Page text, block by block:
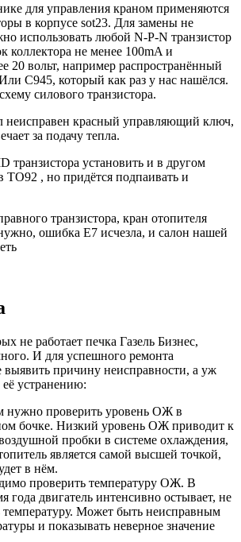
для управления краном применяются
в корпусе sot23. Для замены не
использовать любой N-P-N транзистор
коллектора не менее 100mA и
20 вольт, например распространённый
С945, который как раз у нас нашёлся.
силового транзистора.
неисправен красный управляющий ключ,
за подачу тепла.
транзистора установить и в другом
TO92 , но придётся подпаивать и
транзистора, кран отопителя
ошибка Е7 исчезла, и салон нашей
не работает печка Газель Бизнес,
И для успешного ремонта
выявить причину неисправности, а уж
устранению:
нужно проверить уровень ОЖ в
бочке. Низкий уровень ОЖ приводит к
пробки в системе охлаждения,
является самой высшей точкой,
в нём.
проверить температуру ОЖ. В
года двигатель интенсивно остывает, не
температуру. Может быть неисправным
и показывать неверное значение